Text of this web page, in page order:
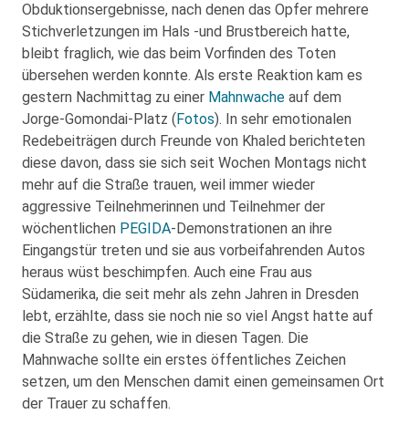
Obduktionsergebnisse, nach denen das Opfer mehrere
Stichverletzungen im Hals -und Brustbereich hatte,
bleibt fraglich, wie das beim Vorfinden des Toten
übersehen werden konnte. Als erste Reaktion kam es
gestern Nachmittag zu einer Mahnwache auf dem
Jorge-Gomondai-Platz (Fotos). In sehr emotionalen
Redebeiträgen durch Freunde von Khaled berichteten
diese davon, dass sie sich seit Wochen Montags nicht
mehr auf die Straße trauen, weil immer wieder
aggressive Teilnehmerinnen und Teilnehmer der
wöchentlichen PEGIDA-Demonstrationen an ihre
Eingangstür treten und sie aus vorbeifahrenden Autos
heraus wüst beschimpfen. Auch eine Frau aus
Südamerika, die seit mehr als zehn Jahren in Dresden
lebt, erzählte, dass sie noch nie so viel Angst hatte auf
die Straße zu gehen, wie in diesen Tagen. Die
Mahnwache sollte ein erstes öffentliches Zeichen
setzen, um den Menschen damit einen gemeinsamen Ort
der Trauer zu schaffen.